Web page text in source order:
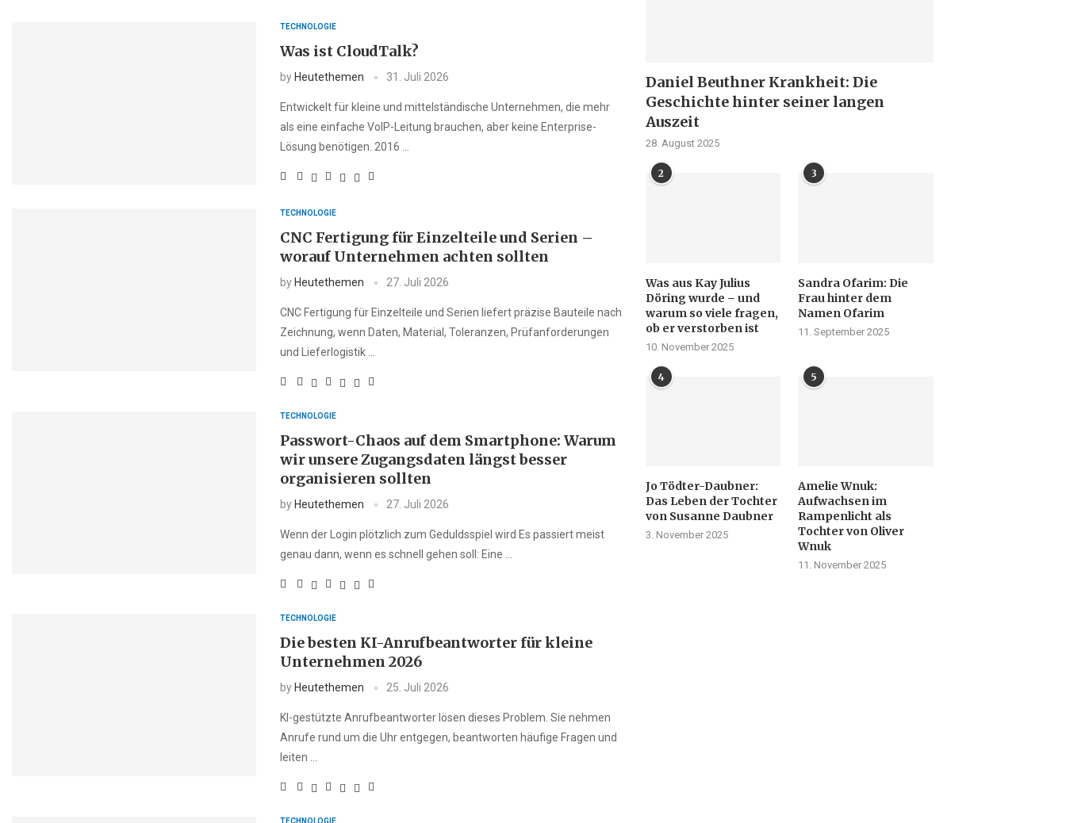
TECHNOLOGIE
Was ist CloudTalk?
by Heutethemen 31. Juli 2026
Entwickelt für kleine und mittelständische Unternehmen, die mehr
als eine einfache VoIP-Leitung brauchen, aber keine Enterprise-
Lösung benötigen. 2016 …
TECHNOLOGIE
CNC Fertigung für Einzelteile und Serien –
worauf Unternehmen achten sollten
by Heutethemen 27. Juli 2026
CNC Fertigung für Einzelteile und Serien liefert präzise Bauteile nach
Zeichnung, wenn Daten, Material, Toleranzen, Prüfanforderungen
und Lieferlogistik …
TECHNOLOGIE
Passwort-Chaos auf dem Smartphone: Warum
wir unsere Zugangsdaten längst besser
organisieren sollten
by Heutethemen 27. Juli 2026
Wenn der Login plötzlich zum Geduldsspiel wird Es passiert meist
genau dann, wenn es schnell gehen soll: Eine …
TECHNOLOGIE
Die besten KI-Anrufbeantworter für kleine
Unternehmen 2026
by Heutethemen 25. Juli 2026
KI-gestützte Anrufbeantworter lösen dieses Problem. Sie nehmen
Anrufe rund um die Uhr entgegen, beantworten häufige Fragen und
leiten …
TECHNOLOGIE
Daniel Beuthner Krankheit: Die
Geschichte hinter seiner langen
Auszeit
28. August 2025
2
Was aus Kay Julius
Döring wurde – und
warum so viele fragen,
ob er verstorben ist
10. November 2025
3
Sandra Ofarim: Die
Frau hinter dem
Namen Ofarim
11. September 2025
4
Jo Tödter-Daubner:
Das Leben der Tochter
von Susanne Daubner
3. November 2025
5
Amelie Wnuk:
Aufwachsen im
Rampenlicht als
Tochter von Oliver
Wnuk
11. November 2025